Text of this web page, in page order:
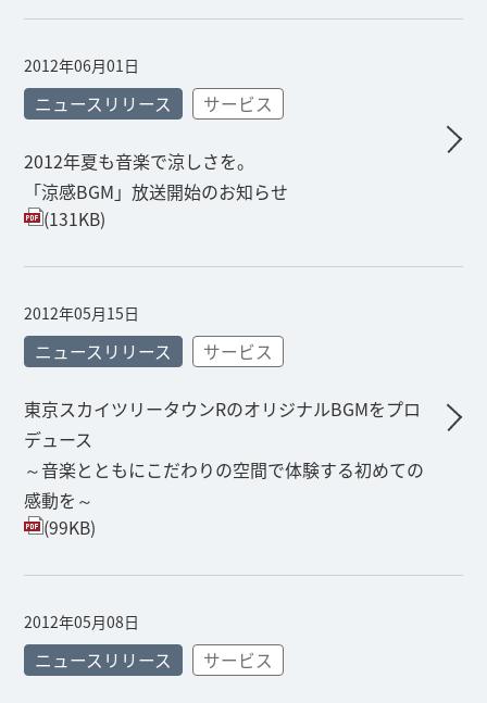
2012年06月01日
ニュースリリース サービス
2012年夏も音楽で涼しさを。
「涼感BGM」放送開始のお知らせ
(131KB)
2012年05月15日
ニュースリリース サービス
東京スカイツリータウンRのオリジナルBGMをプロ
デュース
～音楽とともにこだわりの空間で体験する初めての
感動を～
(99KB)
2012年05月08日
ニュースリリース サービス